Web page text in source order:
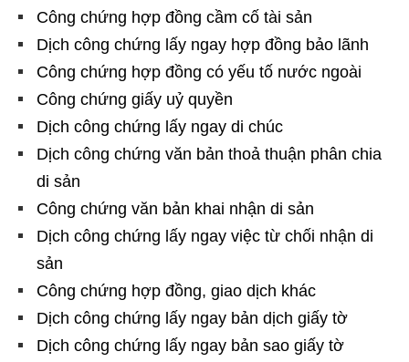
Công chứng hợp đồng cầm cố tài sản
Dịch công chứng lấy ngay hợp đồng bảo lãnh
Công chứng hợp đồng có yếu tố nước ngoài
Công chứng giấy uỷ quyền
Dịch công chứng lấy ngay di chúc
Dịch công chứng văn bản thoả thuận phân chia
di sản
Công chứng văn bản khai nhận di sản
Dịch công chứng lấy ngay việc từ chối nhận di
sản
Công chứng hợp đồng, giao dịch khác
Dịch công chứng lấy ngay bản dịch giấy tờ
Dịch công chứng lấy ngay bản sao giấy tờ